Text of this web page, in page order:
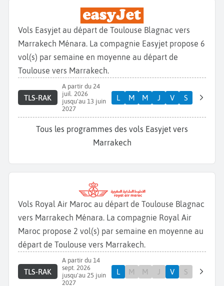
Vols Easyjet au départ de Toulouse Blagnac vers
Marrakech Ménara. La compagnie Easyjet propose 6
vol(s) par semaine en moyenne au départ de
Toulouse vers Marrakech.
TLS-RAK
A partir du 24
juil. 2026
jusqu'au 13 juin
2027
L M M J V S
Tous les programmes des vols Easyjet vers
Marrakech
Vols Royal Air Maroc au départ de Toulouse Blagnac
vers Marrakech Ménara. La compagnie Royal Air
Maroc propose 2 vol(s) par semaine en moyenne au
départ de Toulouse vers Marrakech.
TLS-RAK
A partir du 14
sept. 2026
jusqu'au 25 juin
2027
L M M J V S